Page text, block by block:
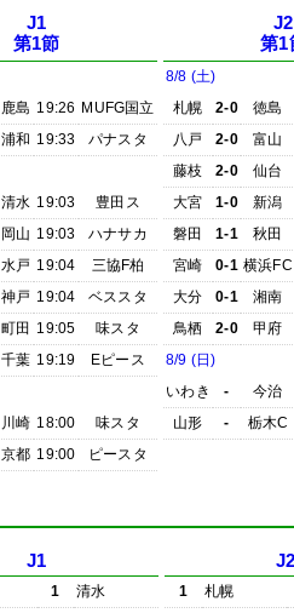
J1
第1節
鹿島 19:26 MUFG国立
浦和 19:33
パナスタ
清水 19:03
豊田ス
岡山 19:03
ハナサカ
水戸 19:04
三協F柏
神戸 19:04
ベススタ
町田 19:05
味スタ
千葉 19:19
Eピース
川崎 18:00
味スタ
京都 19:00 ピースタ
J2
第1
8/8 (土)
札幌
2-0
徳島
八戸
2-0
富山
藤枝
2-0
仙台
大宮
1-0
新潟
磐田
1-1
秋田
宮崎
0-1 横浜FC
大分
0-1
湘南
鳥栖
2-0
甲府
8/9 (日)
いわき
-
今治
山形
- 栃木C
J1
1
清水
1
札幌